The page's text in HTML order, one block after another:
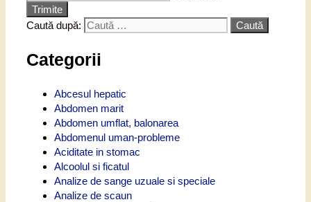
Trimite
Caută după:
Categorii
Abcesul hepatic
Abdomen marit
Abdomen umflat, balonarea
Abdomenul uman-probleme
Aciditate in stomac
Alcoolul si ficatul
Analize de sange uzuale si speciale
Analize de scaun